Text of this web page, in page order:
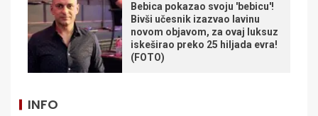
Bebica pokazao svoju 'bebicu'!
Bivši učesnik izazvao lavinu
novom objavom, za ovaj luksuz
iskeširao preko 25 hiljada evra!
(FOTO)
INFO